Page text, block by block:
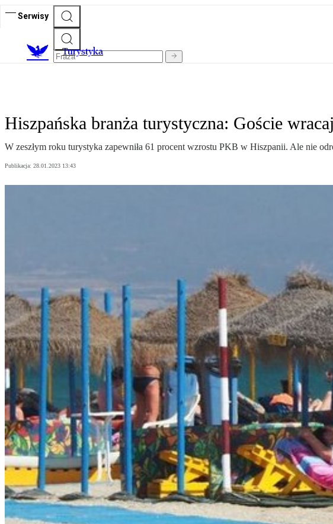
Serwisy
Turystyka
Hiszpańska branża turystyczna: Goście
W zeszłym roku turystyka zapewniła 61 procent wzrostu PKB w Hiszpanii. Ale nie
Publikacja: 28.01.2023 13:43